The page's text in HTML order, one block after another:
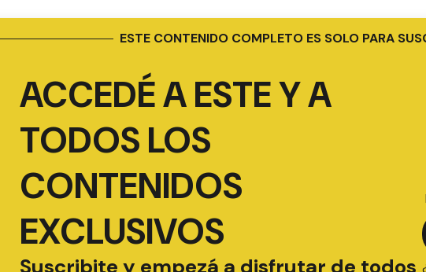
ESTE CONTENIDO COMPLETO ES SOLO PARA
ACCEDÉ A ESTE Y A
TODOS LOS
CONTENIDOS
EXCLUSIVOS